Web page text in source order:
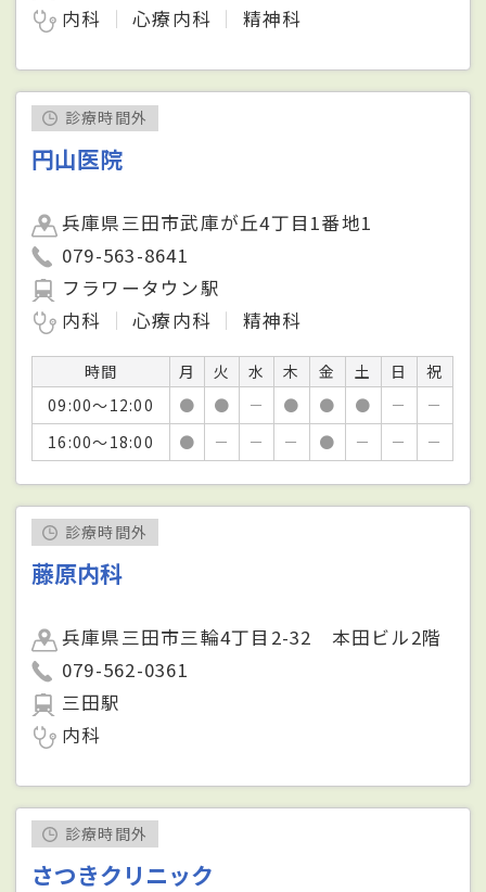
内科
心療内科 精神科
診療時間外
円山医院
兵庫県三田市武庫が丘4丁目1番地1
079-563-8641
フラワータウン駅
内科
心療内科 精神科
時間 月 火 水 木 金 土 日
祝
09:00～12:00
● ● － ● ● ● －
－
16:00～18:00
● － － － ● － － －
診療時間外
藤原内科
兵庫県三田市三輪4丁目2-32 本田ビル2階
079-562-0361
三田駅
内科
診療時間外
さつきクリニック